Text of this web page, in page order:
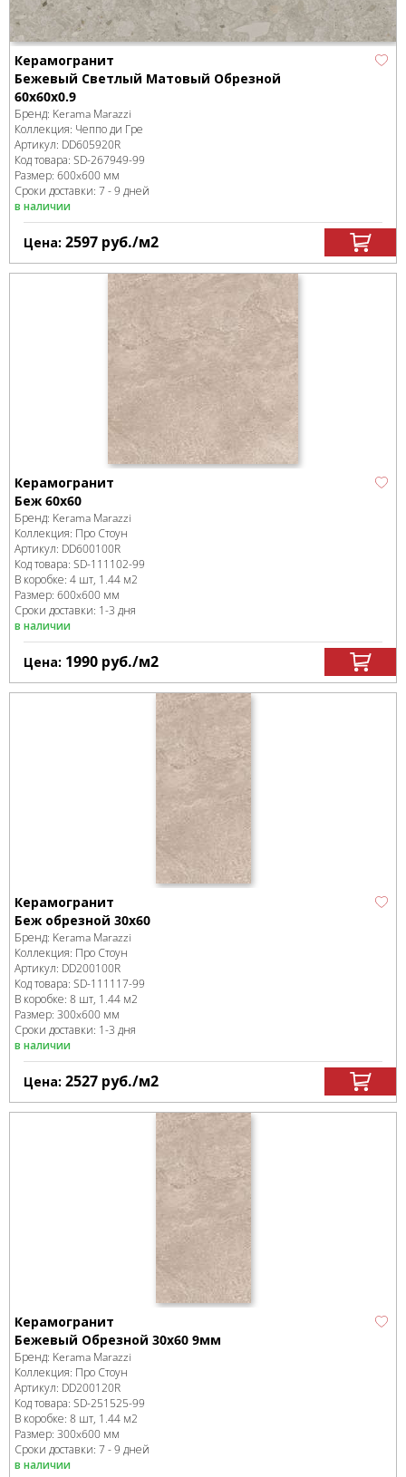
Керамогранит
Бежевый Светлый Матовый Обрезной
60x60x0.9
Бренд: Kerama Marazzi
Коллекция: Чеппо ди Гре
Артикул: DD605920R
Код товара: SD-267949-99
Размер: 600x600 мм
Сроки доставки: 7 - 9 дней
в наличии
Цена: 2597 руб./м2
Керамогранит
Беж 60х60
Бренд: Kerama Marazzi
Коллекция: Про Стоун
Артикул: DD600100R
Код товара: SD-111102-99
В коробке: 4 шт, 1.44 м2
Размер: 600x600 мм
Сроки доставки: 1-3 дня
в наличии
Цена: 1990 руб./м2
Керамогранит
Беж обрезной 30х60
Бренд: Kerama Marazzi
Коллекция: Про Стоун
Артикул: DD200100R
Код товара: SD-111117-99
В коробке: 8 шт, 1.44 м2
Размер: 300x600 мм
Сроки доставки: 1-3 дня
в наличии
Цена: 2527 руб./м2
Керамогранит
Бежевый Обрезной 30x60 9мм
Бренд: Kerama Marazzi
Коллекция: Про Стоун
Артикул: DD200120R
Код товара: SD-251525-99
В коробке: 8 шт, 1.44 м2
Размер: 300x600 мм
Сроки доставки: 7 - 9 дней
в наличии